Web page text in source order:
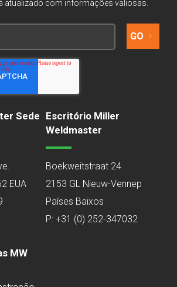
atualizado com informações valiosas.
Sede
EUA
Escritório Miller
Weldmaster
Boekweitstraat 24
2153 GL Nieuw-Vennep
Países Baixos
P: +31 (0) 252-347032
MW